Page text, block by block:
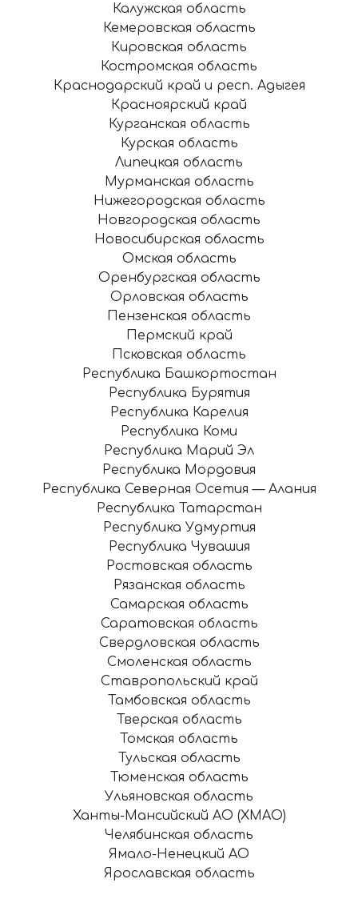
Калужская область
Кемеровская область
Кировская область
Костромская область
Краснодарский край и респ. Адыгея
Красноярский край
Курганская область
Курская область
Липецкая область
Мурманская область
Нижегородская область
Новгородская область
Новосибирская область
Омская область
Оренбургская область
Орловская область
Пензенская область
Пермский край
Псковская область
Республика Башкортостан
Республика Бурятия
Республика Карелия
Республика Коми
Республика Марий Эл
Республика Мордовия
Республика Северная Осетия — Алания
Республика Татарстан
Республика Удмуртия
Республика Чувашия
Ростовская область
Рязанская область
Самарская область
Саратовская область
Свердловская область
Смоленская область
Ставропольский край
Тамбовская область
Тверская область
Томская область
Тульская область
Тюменская область
Ульяновская область
Ханты-Мансийский АО (ХМАО)
Челябинская область
Ямало-Ненецкий АО
Ярославская область